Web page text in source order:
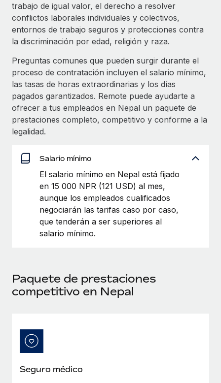
Comprobaciones de antecedentes
Simplifica los procesos de cribado de candidatos.
Cumplimiento normativo
normativo.
Gestión de dispositivos
Proporciona dispositivos tecnológicos y contrólalos
en todo el mundo.
Apertura de entidades
Movilidad y reubicación
Reubica a los empleados con facilidad.
Prestaciones
Gestiona las prestaciones de los empleados sin
complicaciones.
Nómina global
EOR y PEO
Impuestos
Explora el blog
BLOG
Integraciones con Gusto y Xero y Contractor
Management Plus
La misión de Remote sigue siendo ayudar a empresas de
todos los tamaños a contratar, gestionar y...
Más información
Gestionar las nóminas internamente es complicado. Tardas
semanas en hacerlo manualmente y, al mes...
trabajo de igual valor, el derecho a resolver
conflictos laborales individuales y colectivos,
entornos de trabajo seguros y protecciones contra
la discriminación por edad, religión y raza.
Preguntas comunes que pueden surgir durante el
proceso de contratación incluyen el salario mínimo,
las tasas de horas extraordinarias y los días
pagados garantizados. Remote puede ayudarte a
ofrecer a tus empleados en Nepal un paquete de
prestaciones completo, competitivo y conforme a la
legalidad.
Salario mínimo
El salario mínimo en Nepal está fijado
en 15 000 NPR (121 USD) al mes,
aunque los empleados cualificados
negociarán las tarifas caso por caso,
que tenderán a ser superiores al
salario mínimo.
Paquete de prestaciones
competitivo en Nepal
Seguro médico